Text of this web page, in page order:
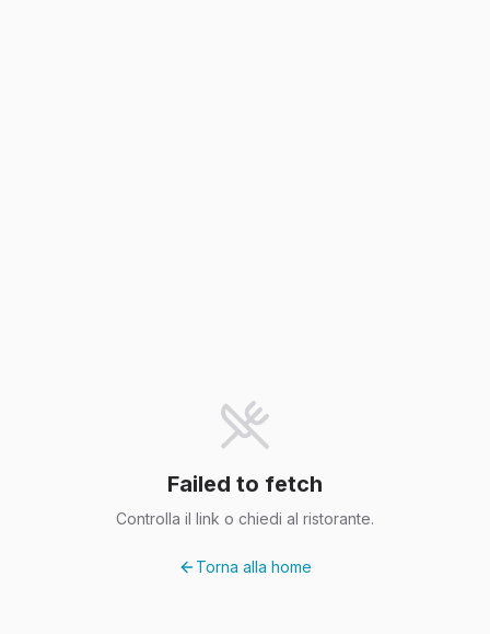
Failed to fetch
Controlla il link o chiedi al ristorante.
Torna alla home